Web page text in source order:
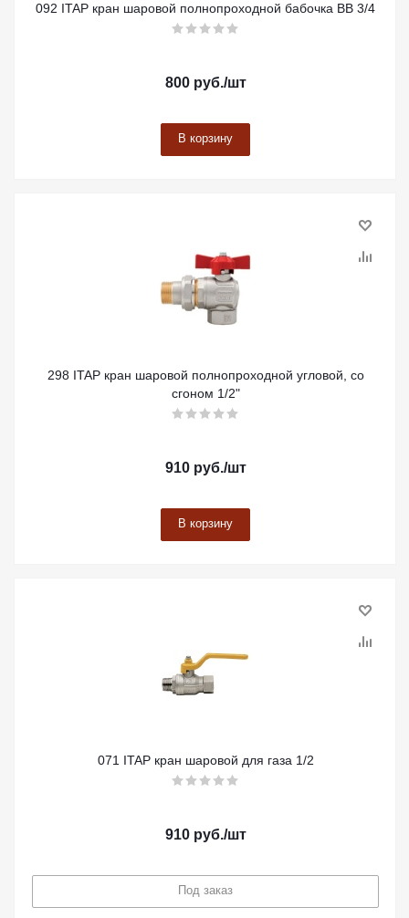
092 ITAP кран шаровой полнопроходной бабочка ВВ 3/4
800руб./шт
В корзину
298 ITAP кран шаровой полнопроходной угловой, со
сгоном 1/2"
910руб./шт
В корзину
071 ITAP кран шаровой для газа 1/2
910руб./шт
Под заказ